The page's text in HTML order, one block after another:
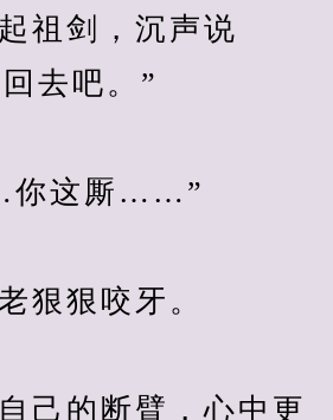
剑，沉声说
去吧。”
这厮……”
狠咬牙。
的断臂，心中更